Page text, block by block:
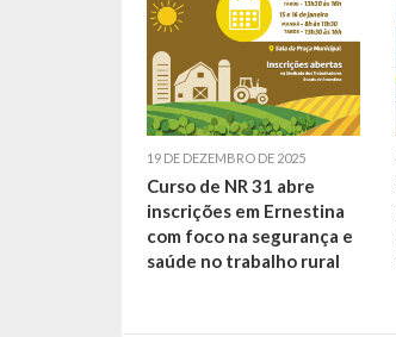
19 DE DEZEMBRO DE 2025
Curso de NR 31 abre
inscrições em Ernestina
com foco na segurança e
saúde no trabalho rural